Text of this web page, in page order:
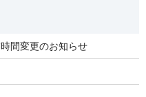
間変更のお知らせ